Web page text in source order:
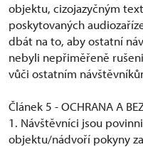
objektu, cizojazyčným
poskytovaných
dbát na to, aby ostatní
nebyli nepřiměřeně
vůči ostatním
Článek 5 - OCHRANA A
1. Návštěvníci jsou
objektu/nádvoří pokyny